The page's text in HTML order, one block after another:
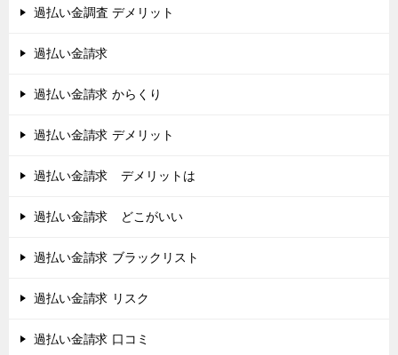
過払い金調査 デメリット
過払い金請求
過払い金請求 からくり
過払い金請求 デメリット
過払い金請求 デメリットは
過払い金請求 どこがいい
過払い金請求 ブラックリスト
過払い金請求 リスク
過払い金請求 口コミ